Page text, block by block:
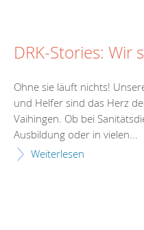
DRK-Stories: Wir
Ohne sie läuft nichts!
und Helfer sind das Herz
Vaihingen. Ob bei
Ausbildung oder in vielen...
Weiterlesen